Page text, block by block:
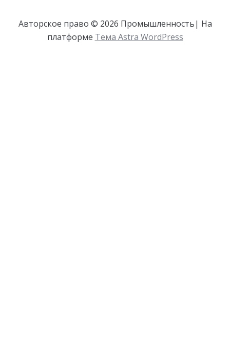
Авторское право © 2026 Промышленность| На
платформе Тема Astra WordPress